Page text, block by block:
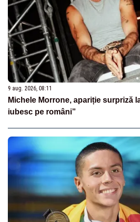
9 aug. 2026, 08:11
Michele Morrone, apariție surpriză
iubesc pe români”